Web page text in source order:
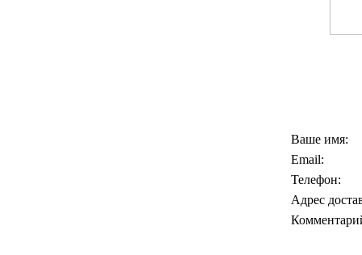
Ваше имя:
Email:
Телефон:
Адрес